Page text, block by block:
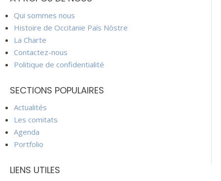
Qui sommes nous
Histoire de Occitanie País Nòstre
La Charte
Contactez-nous
Politique de confidentialité
SECTIONS POPULAIRES
Actualités
Les comitats
Agenda
Portfolio
LIENS UTILES